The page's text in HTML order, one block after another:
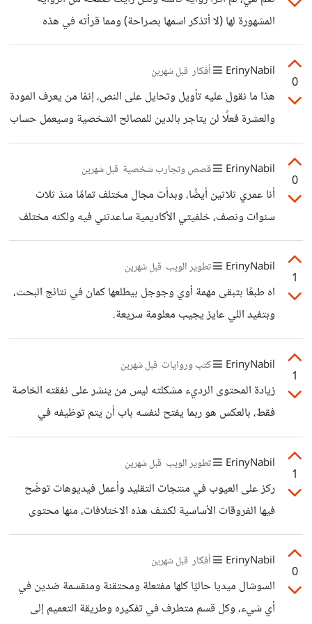
المشهورة لها (لا أتذكر اسمها بصراحة) ومما قرأته في هذه
الصفحة بالتأكيد لن اشتريها، المحتوى تجاري واللغة ركيكة.
0
ErinyNabil أفكار قبل شهرين
هذا ما نقول عليه تأويل وتحايل على النص، إنمّا من يعرف المودة
والعشرة فعلًا لن يتاجر بالدين للمصالح الشخصية وسيعمل حساب
زوجته ويقدرها ويحترمها قبل اتخاذ أي قرار.
0
ErinyNabil قصص وتجارب شخصية قبل شهرين
أنا عمري ثلاثين أيضًا، وبدأت مجال مختلف تمامًا منذ ثلاث
سنوات ونصف، خلفيتي الأكاديمية ساعدتني فيه ولكنه مختلف
تمامًا عما توقعته لنفسي سابقًا من مسار مهني، ووجدت فيه
القيمة التي كنت أبحث عنها، وما زلت طبعًا أفكر في دراسات
لاحقة بحسب توجهاتي الحالية، لذلك عمرك الآن هو فرصة قوية
للتفكير طبعًا في بداية جديدة، ولكن أهم شيء معرفة المسار
ومجاله المهني في بلدك، لأن الدراسة بهدف الدراسة فقط جيدة
مناسب
1
ErinyNabil تطوير الويب قبل شهرين
اه طبعًا بتبقى مهمة أوي وجوجل بيطلعها كمان في نتائج البحث،
وبتفيد اللي عايز يجيب معلومة سريعة.
1
ErinyNabil كتب وروايات قبل شهرين
زيادة المحتوى الرديء مشكلته ليس من ينشر على نفقته الخاصة
فقط، بالعكس هو ربما يفتح لنفسه باب أن يتم توظيفه في
مشروع كبير لمجرد وجود كتاب منشور له، أما المشكلة أن دور
النشر بعضها أصبح تجاريًا فقط، يعني قد ينشر لفتاة بلوجر
وعندها مشاهير كثر لتحقيق مبيعات عالية حتى لو محتوى كتابها
سيئ جدًا، وهذا حدث بالفعل والأمثلة كثيرة، هذا بجانب أن
1
ErinyNabil تطوير الويب قبل شهرين
ركز على العيوب في منتجات التقليد وأعمل فيديوهات توضّح
فيها الفروقات الأساسية لكشف هذه الاختلافات، منها محتوى
توعوي للجمهور وتشرح لهم كيف يكتشفوا الأصلي من التقليد،
بالعلامات والأرقام وشكل القطع، ومنها تبدأ المحتوى التسويقي،
ولكن التوعوي يسبق أي شيء لبناء الثقة معهم أولًا ولا يشعروا
أنك تريد بيع منتجاتك بنفس شعارات السابقين، بعدها محتوى
0
ErinyNabil أفكار قبل شهرين
السوشال ميديا حاليًا كلها مفتعلة ومحتقنة ومنقسمة ضدين في
أي شيء، وكل قسم متطرف في تفكيره وطريقة التعميم إلى